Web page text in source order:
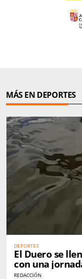
MÁS EN DEPORTES
DEPORTES
El Duero se
con una
REDACCIÓN